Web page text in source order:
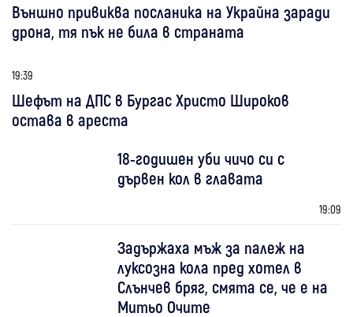
Външно привиква посланика на Украйна заради
дрона, тя пък не била в страната
19:39
Шефът на ДПС в Бургас Христо Широков
остава в ареста
18-годишен уби чичо си с
дървен кол в главата
19:09
Задържаха мъж за палеж на
луксозна кола пред хотел в
Слънчев бряг, смята се, че е на
Митьо Очите